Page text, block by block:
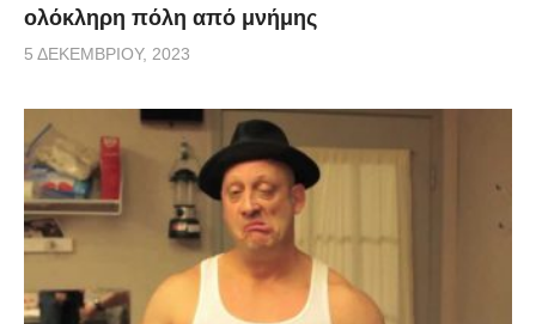
ολόκληρη πόλη από μνήμης
5 ΔΕΚΕΜΒΡΊΟΥ, 2023